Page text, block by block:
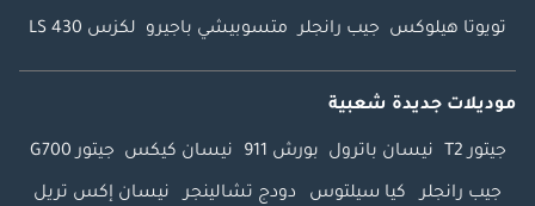
تويوتا هيلوكس جيب رانجلر متسوبيشي باجيرو لكزس LS 430
موديلات جديدة شعبية
جيتور T2 نيسان باترول بورش 911 نيسان كيكس جيتور G700
جيب رانجلر كيا سيلتوس دودج تشالينجر نيسان إكس تريل